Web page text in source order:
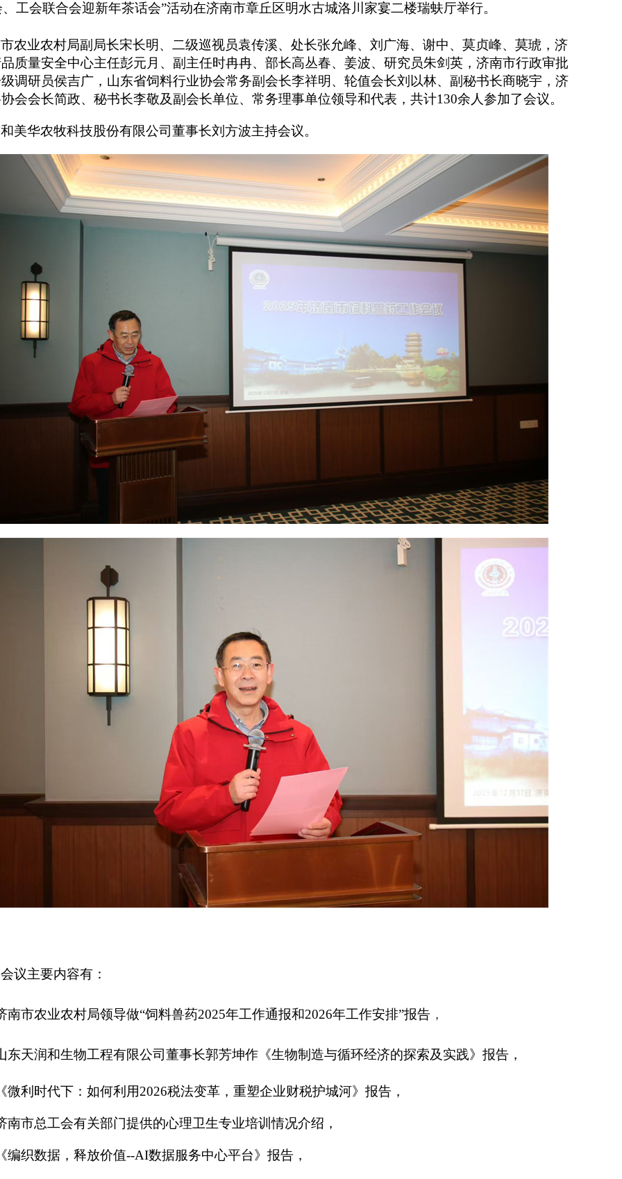
工会联合会迎新年茶话会”活动在济南市章丘区明水古城洛川家宴二楼瑞蚨厅举行。
农业农村局副局长宋长明、 二级巡视员袁传溪、 处长张允峰、刘广海、谢中、莫贞峰、莫琥，济
质量安全中心主任彭元月、副主任时冉冉、部长高丛春、姜波、研究员朱剑英，济南市行政审批
调研员侯吉广，山东省饲料行业协会常务副会长李祥明、轮值会长刘以林、副秘书长商晓宇，济
会会长简政、秘书长李敬及副会长单位、常务理事单位领导和代表，共计130余人参加了会议。
美华农牧科技股份有限公司董事长刘方波主持会议。
议主要内容有：
南市农业农村局领导做“饲料兽药2025年工作通报和2026年工作安排”报告 ，
东天润和生物工程有限公司董事长郭芳坤作 《生物制造与循环经济的探索及实践》报告，
微利时代下：如何利用2026税法变革，重塑企业财税护城河》报告，
南市总工会有关部门提供的心理卫生专业培训情况介绍，
编织数据，释放价值--AI数据服务中心平台》报告，